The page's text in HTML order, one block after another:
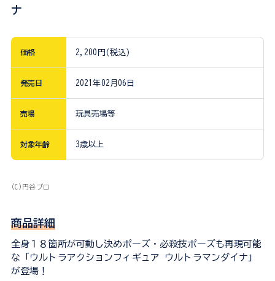
ナ
価格 2,200円(税込)
発売日 2021年02月06日
売場 玩具売場等
対象年齢 3歳以上
(C)円谷プロ
商品詳細
全身１８箇所が可動し決めポーズ・必殺技ポーズも再現可能
な「ウルトラアクションフィギュア ウルトラマンダイナ」
が登場！